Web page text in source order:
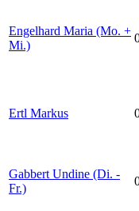
Engelhard Maria (Mo. +
Mi.)
Ertl Markus
Gabbert Undine (Di. -
Fr.)